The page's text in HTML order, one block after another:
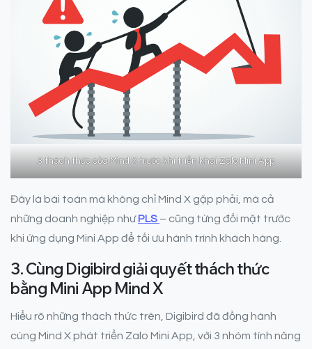
3 thách thức của Mind X trước khi triển khai Zalo Mini App
Đây là bài toán mà không chỉ Mind X gặp phải, mà cả
những doanh nghiệp nhưPLS – cũng từng đối mặt trước
khi ứng dụng Mini App để tối ưu hành trình khách hàng.
3. Cùng Digibird giải quyết thách thức
bằng Mini App Mind X
Hiểu rõ những thách thức trên, Digibird đã đồng hành
cùng Mind X phát triển Zalo Mini App, với 3 nhóm tính năng